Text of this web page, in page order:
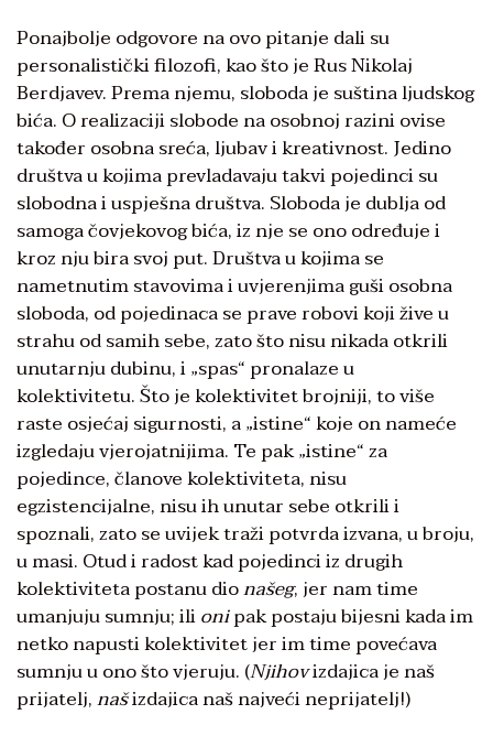
Ponajbolje odgovore na ovo pitanje dali su
personalistički filozofi, kao što je Rus Nikolaj
Berdjavev. Prema njemu, sloboda je suština ljudskog
bića. O realizaciji slobode na osobnoj razini ovise
također osobna sreća, ljubav i kreativnost. Jedino
društva u kojima prevladavaju takvi pojedinci su
slobodna i uspješna društva. Sloboda je dublja od
samoga čovjekovog bića, iz nje se ono određuje i
kroz nju bira svoj put. Društva u kojima se
nametnutim stavovima i uvjerenjima guši osobna
sloboda, od pojedinaca se prave robovi koji žive u
strahu od samih sebe, zato što nisu nikada otkrili
unutarnju dubinu, i „spas“ pronalaze u
kolektivitetu. Što je kolektivitet brojniji, to više
raste osjećaj sigurnosti, a „istine“ koje on nameće
izgledaju vjerojatnijima. Te pak „istine“ za
pojedince, članove kolektiviteta, nisu
egzistencijalne, nisu ih unutar sebe otkrili i
spoznali, zato se uvijek traži potvrda izvana, u broju,
u masi. Otud i radost kad pojedinci iz drugih
kolektiviteta postanu dionašeg, jer nam time
umanjuju sumnju; ilionipak postaju bijesni kada im
netko napusti kolektivitet jer im time povećava
sumnju u ono što vjeruju. (Njihovizdajica je naš
prijatelj,našizdajica naš najveći neprijatelj!)